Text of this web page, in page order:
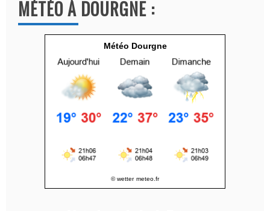
t
i
MÉTÉO À DOURGNE :
Météo Dourgne
© wetter meteo.fr